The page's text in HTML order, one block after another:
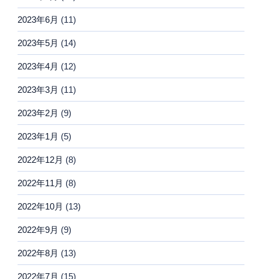
2023年6月 (11)
2023年5月 (14)
2023年4月 (12)
2023年3月 (11)
2023年2月 (9)
2023年1月 (5)
2022年12月 (8)
2022年11月 (8)
2022年10月 (13)
2022年9月 (9)
2022年8月 (13)
2022年7月 (15)